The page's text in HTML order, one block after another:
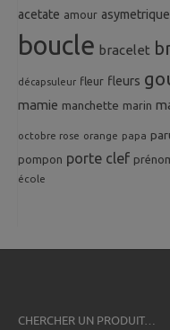
acetate amour asymetrique
boucle bracelet
décapsuleur fleur fleurs
mamie manchette marin
octobre rose orange papa
pompon porte clef
école
CHERCHER UN PRODUIT…